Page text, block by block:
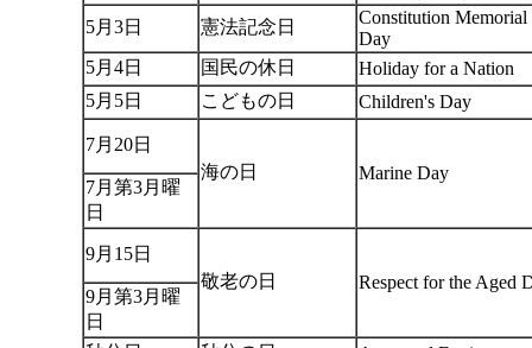
5月3日
憲法記念日
Constitution Memorial
Day
5月4日
国民の休日
Holiday for a Nation
5月5日
こどもの日 Children's Day
7月20日
海の日
Marine Day
7月第3月曜
日
9月15日
敬老の日
Respect for the Aged
9月第3月曜
日